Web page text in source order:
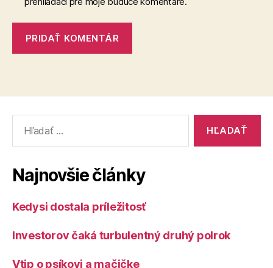
Najnovšie články
Kedysi dostala príležitosť
Investorov čaká turbulentný druhý polrok
Vtip o psíkovi a mačičke